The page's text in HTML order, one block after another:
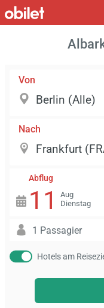
Von
Nach
Abflug
11
Aug
Dienstag
1 Passagier
Hotels am